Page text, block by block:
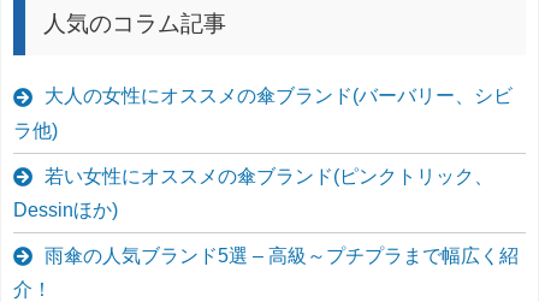
人気のコラム記事
大人の女性にオススメの傘ブランド(バーバリー、シビ
ラ他)
若い女性にオススメの傘ブランド(ピンクトリック、
Dessinほか)
雨傘の人気ブランド5選 – 高級～プチプラまで幅広く紹
介！